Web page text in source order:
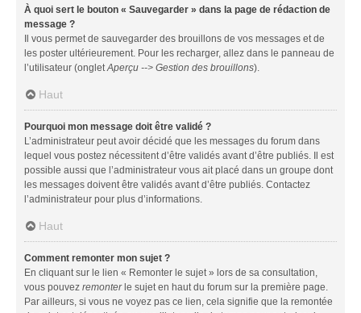
À quoi sert le bouton « Sauvegarder » dans la page de rédaction de
message ?
Il vous permet de sauvegarder des brouillons de vos messages et de
les poster ultérieurement. Pour les recharger, allez dans le panneau de
l’utilisateur (ongletAperçu --> Gestion des brouillons).
Haut
Pourquoi mon message doit être validé ?
L’administrateur peut avoir décidé que les messages du forum dans
lequel vous postez nécessitent d’être validés avant d’être publiés. Il est
possible aussi que l’administrateur vous ait placé dans un groupe dont
les messages doivent être validés avant d’être publiés. Contactez
l’administrateur pour plus d’informations.
Haut
Comment remonter mon sujet ?
En cliquant sur le lien « Remonter le sujet » lors de sa consultation,
vous pouvez remonterle sujet en haut du forum sur la première page.
Par ailleurs, si vous ne voyez pas ce lien, cela signifie que la remontée